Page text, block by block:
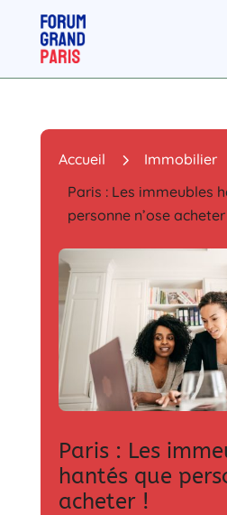
Accueil 5 Immobilier
Paris : Les immeubles
personne n’ose acheter
Paris : Les
hantés que
acheter !